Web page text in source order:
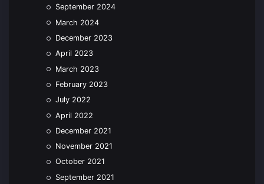
September 2024
March 2024
December 2023
April 2023
March 2023
February 2023
July 2022
April 2022
December 2021
November 2021
October 2021
September 2021